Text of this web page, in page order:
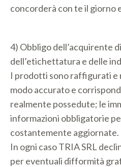
concorderà con te il giorno
4) Obbligo dell’acquirente
dell’etichettatura e delle
I prodotti sono raffigurati e
modo accurato e
realmente possedute; le
informazioni obbligatorie
costantemente aggiornate.
In ogni caso TRIA SRL
per eventuali difformità